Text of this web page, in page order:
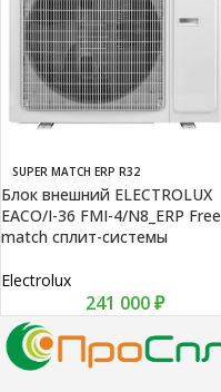
SUPER MATCH ERP R32
Блок внешний ELECTROLUX
EACO/I-36 FMI-4/N8_ERP Free
match сплит-системы
Electrolux
241 000₽